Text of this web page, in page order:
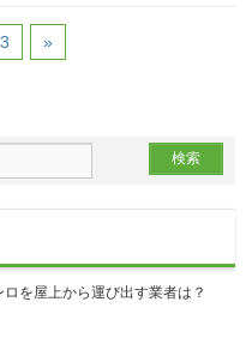
3 »
を屋上から運び出す業者は？